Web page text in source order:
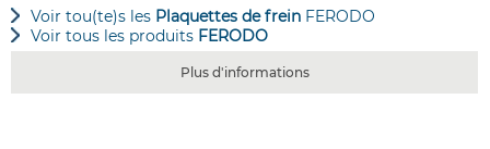
Voir tou(te)s les Plaquettes de frein FERODO
Voir tous les produits FERODO
Plus d'informations